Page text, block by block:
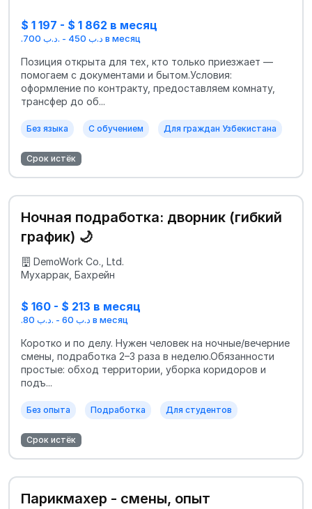
$ 1 197 - $ 1 862 в месяц
.د.ب 450 - .د.ب 700 в месяц
Позиция открыта для тех, кто только приезжает —
помогаем с документами и бытом.Условия:
оформление по контракту, предоставляем комнату,
трансфер до об...
Без языка С обучением Для граждан Узбекистана
Срок истёк
Ночная подработка: дворник (гибкий
график) 🌙
DemoWork Co., Ltd.
Мухаррак, Бахрейн
$ 160 - $ 213 в месяц
.د.ب 60 - .د.ب 80 в месяц
Коротко и по делу. Нужен человек на ночные/вечерние
смены, подработка 2–3 раза в неделю.Обязанности
простые: обход территории, уборка коридоров и
подъ...
Без опыта Подработка Для студентов
Срок истёк
Парикмахер - смены, опыт